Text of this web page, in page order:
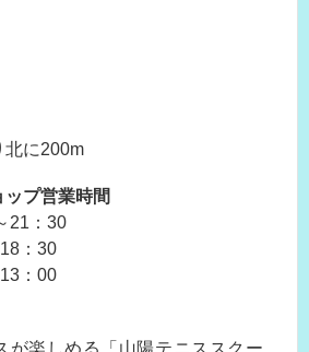
北に200m
ップ営業時間
：30
：30
：00
が楽しめる「山陽テニススクー